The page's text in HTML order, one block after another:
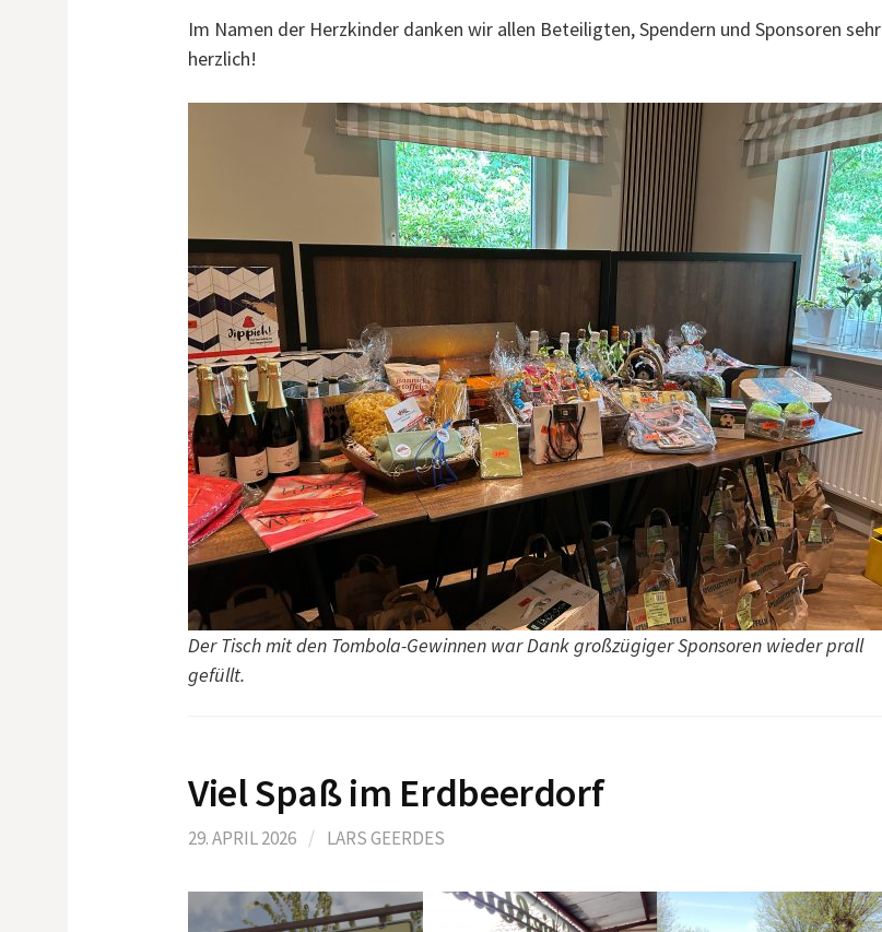
Im Namen der Herzkinder danken wir allen Beteiligten, Spendern und Sponsoren sehr
herzlich!
Der Tisch mit den Tombola-Gewinnen war Dank großzügiger Sponsoren wieder prall
gefüllt.
Viel Spaß im Erdbeerdorf
29. APRIL 2026 / LARS GEERDES